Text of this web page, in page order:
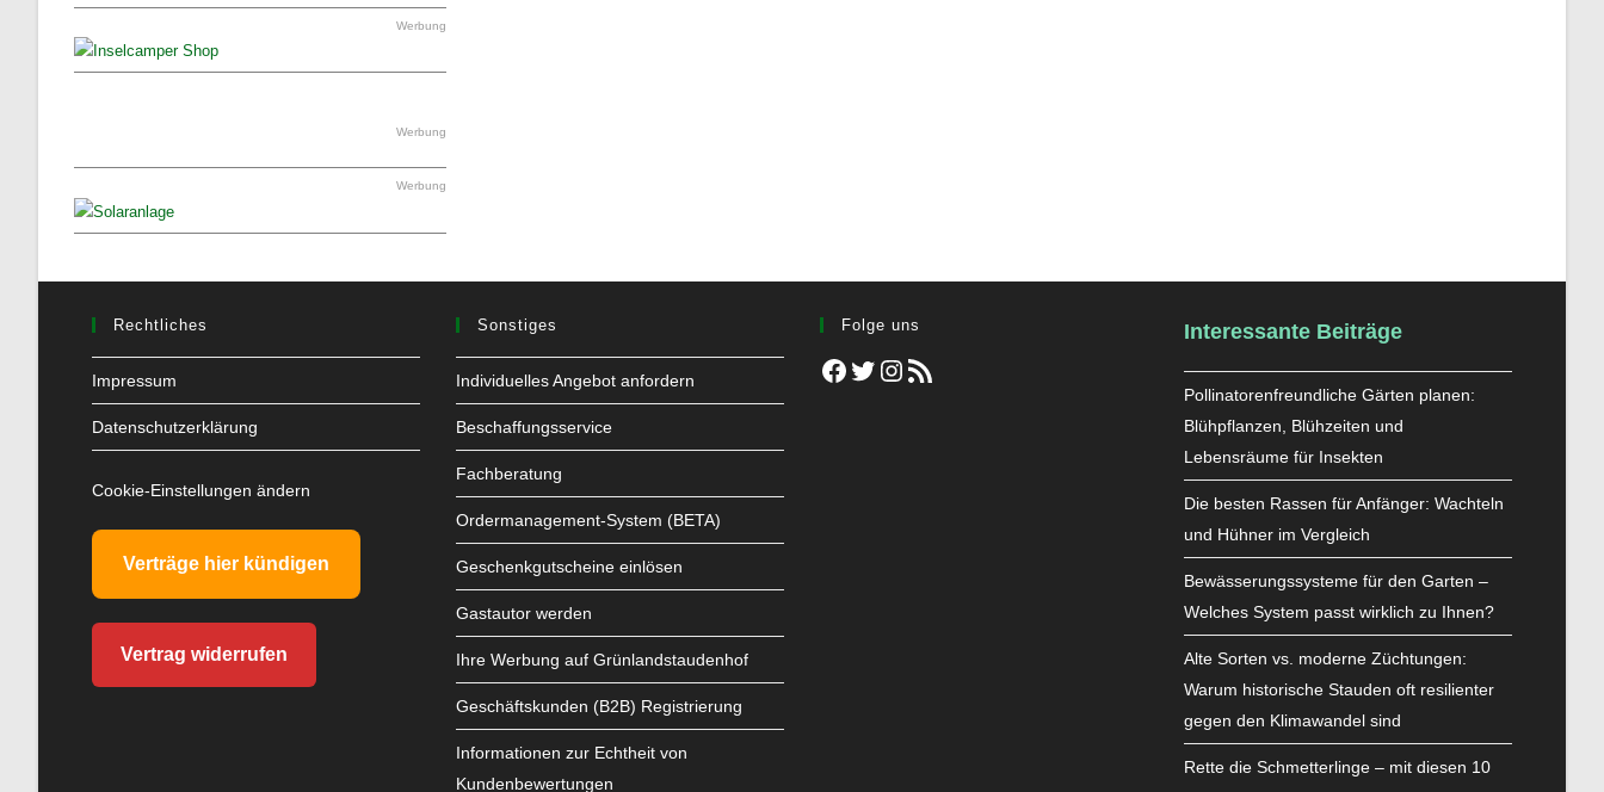
Werbung
Werbung
Werbung
Rechtliches
Impressum
Datenschutzerklärung
Cookie-Einstellungen ändern
Verträge hier kündigen
Vertrag widerrufen
Sonstiges
Individuelles Angebot anfordern
Beschaffungsservice
Fachberatung
Ordermanagement-System (BETA)
Geschenkgutscheine einlösen
Gastautor werden
Ihre Werbung auf Grünlandstaudenhof
Geschäftskunden (B2B) Registrierung
Informationen zur Echtheit von
Kundenbewertungen
Folge uns
Facebook
TwitterInstagram
RSS-Feed
Interessante Beiträge
Pollinatorenfreundliche Gärten planen:
Blühpflanzen, Blühzeiten und
Lebensräume für Insekten
Die besten Rassen für Anfänger: Wachteln
und Hühner im Vergleich
Bewässerungssysteme für den Garten –
Welches System passt wirklich zu Ihnen?
Alte Sorten vs. moderne Züchtungen:
Warum historische Stauden oft resilienter
gegen den Klimawandel sind
Rette die Schmetterlinge – mit diesen 10